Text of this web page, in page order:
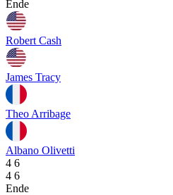
Ende
Robert Cash
James Tracy
Theo Arribage
Albano Olivetti
4 6
4 6
Ende